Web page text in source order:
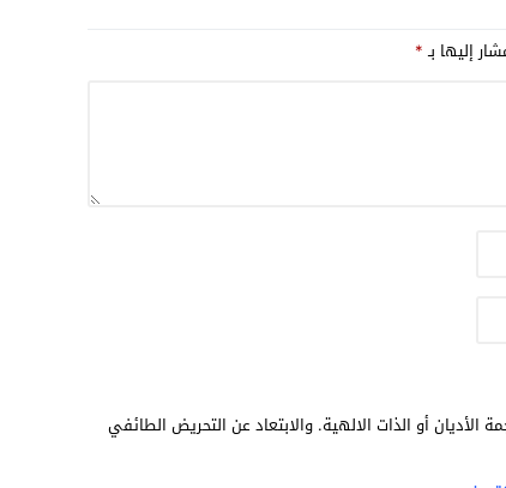
إليها بـ*
أو الذات الالهية. والابتعاد عن التحريض الطائفي